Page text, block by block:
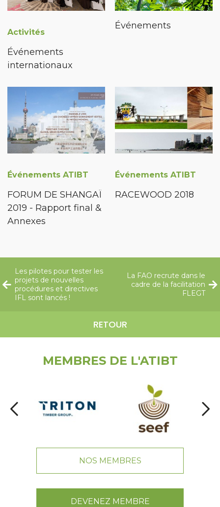
Activités
Événements
internationaux
Événements
Événements ATIBT
FORUM DE SHANGAÏ
2019 - Rapport final &
Annexes
Événements ATIBT
RACEWOOD 2018
Les pilotes pour tester les
projets de nouvelles
procédures et directives
IFL sont lancés !
RETOUR
La FAO recrute dans le
cadre de la facilitation
FLEGT
MEMBRES DE L'ATIBT
NOS MEMBRES
DEVENEZ MEMBRE